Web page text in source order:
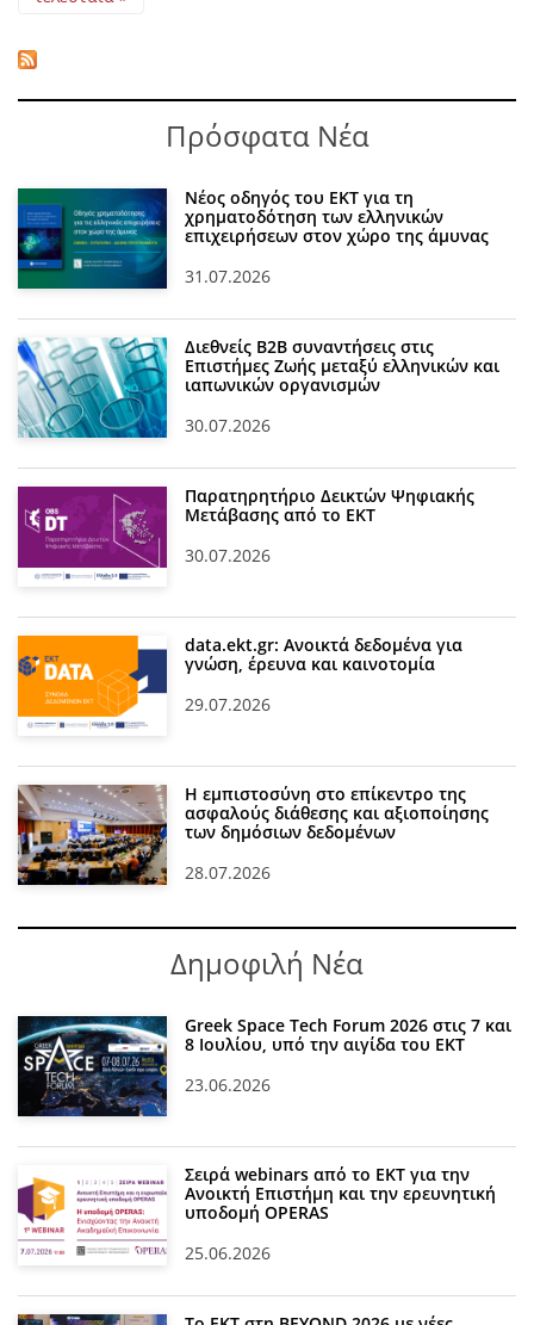
Πρόσφατα Νέα
Νέος οδηγός του ΕΚΤ για τη
χρηματοδότηση των ελληνικών
επιχειρήσεων στον χώρο της άμυνας
31.07.2026
Διεθνείς Β2Β συναντήσεις στις
Επιστήμες Ζωής μεταξύ ελληνικών και
ιαπωνικών οργανισμών
30.07.2026
Παρατηρητήριο Δεικτών Ψηφιακής
Μετάβασης από το ΕΚΤ
30.07.2026
data.ekt.gr: Ανοικτά δεδομένα για
γνώση, έρευνα και καινοτομία
29.07.2026
Η εμπιστοσύνη στο επίκεντρο της
ασφαλούς διάθεσης και αξιοποίησης
των δημόσιων δεδομένων
28.07.2026
Δημοφιλή Νέα
Greek Space Tech Forum 2026 στις 7 και
8 Ιουλίου, υπό την αιγίδα του ΕΚΤ
23.06.2026
Σειρά webinars από το ΕΚΤ για την
Ανοικτή Επιστήμη και την ερευνητική
υποδομή OPERAS
25.06.2026